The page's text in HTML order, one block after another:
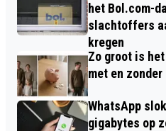
het Bol.com-
slachtoffers
kregen
Zo groot is
met en
WhatsApp
gigabytes op